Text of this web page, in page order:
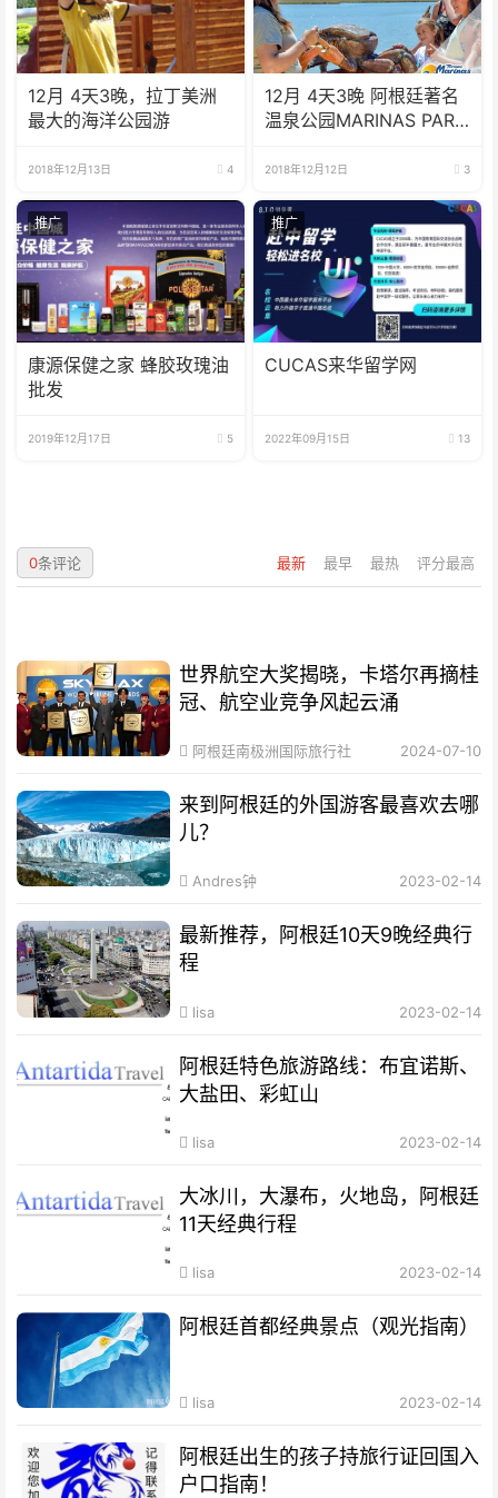
12月 4天3晚，拉丁美洲
最大的海洋公园游
2018年12月13日 4
12月 4天3晚 阿根廷著名
温泉公园MARINAS PARK
2018年12月12日 3
推广
康源保健之家 蜂胶玫瑰油
批发
2019年12月17日 5
推广
CUCAS来华留学网
2022年09月15日 13
最新 最早 最热 评分最高
0条评论
世界航空大奖揭晓，卡塔尔再摘桂
冠、航空业竞争风起云涌
阿根廷南极洲国际旅行社 2024-07-10
来到阿根廷的外国游客最喜欢去哪
儿？
Andres钟 2023-02-14
最新推荐，阿根廷10天9晚经典行
程
lisa 2023-02-14
阿根廷特色旅游路线：布宜诺斯、
大盐田、彩虹山
lisa 2023-02-14
大冰川，大瀑布，火地岛，阿根廷
11天经典行程
lisa 2023-02-14
阿根廷首都经典景点（观光指南）
lisa 2023-02-14
阿根廷出生的孩子持旅行证回国入
户口指南！